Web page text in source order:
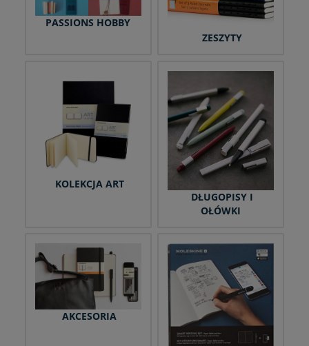
PASSIONS HOBBY
ZESZYTY
KOLEKCJA ART
DŁUGOPISY I
OŁÓWKI
AKCESORIA